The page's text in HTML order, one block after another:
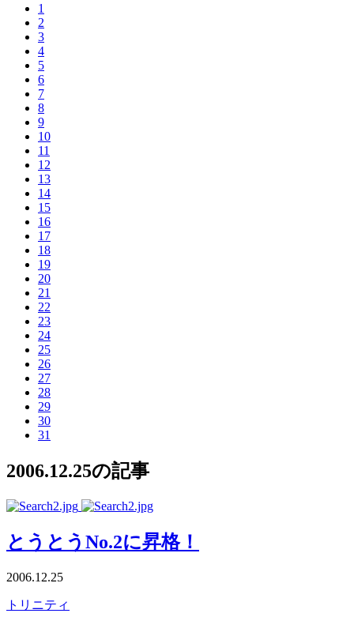
1
2
3
4
5
6
7
8
9
10
11
12
13
14
15
16
17
18
19
20
21
22
23
24
25
26
27
28
29
30
31
2006.12.25の記事
とうとうNo.2に昇格！
2006.12.25
トリニティ